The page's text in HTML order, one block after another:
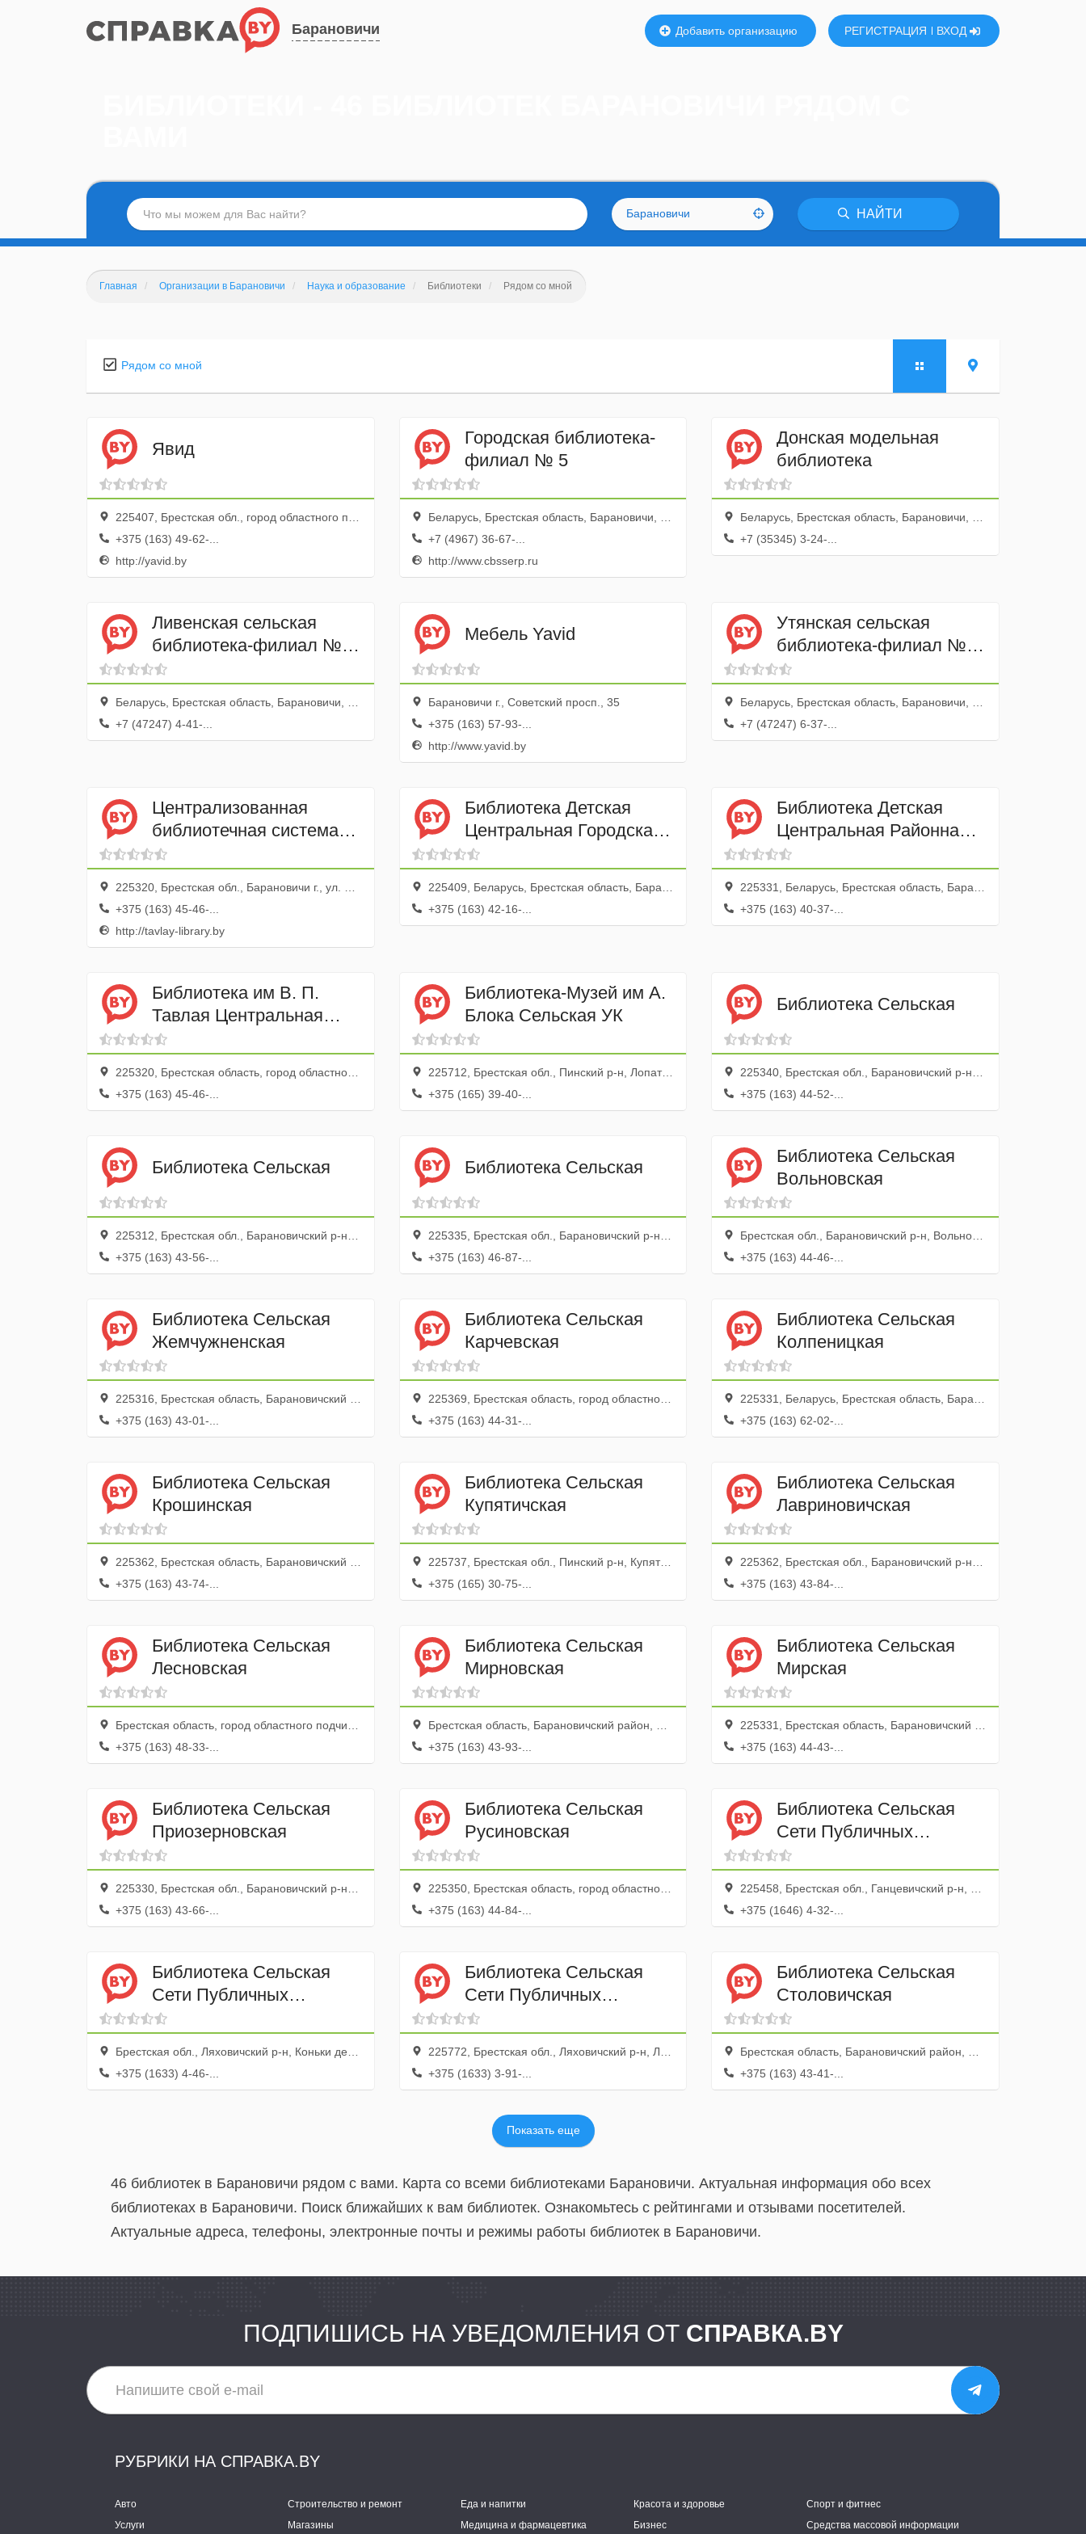
Барановичи Добавить организацию РЕГИСТРАЦИЯ ВХОД
Барановичи НАЙТИ
Главная Организации в Барановичи Наука и образование Библиотеки Рядом со мной
Рядом со мной
Явид
225407, Брестская обл., город областного подчинения Барановичи, Барановичи, ул. Вильчковского, 182в
+375 (163) 49-62-...
http://yavid.by
Городская библиотека-
филиал № 5
Беларусь, Брестская область, Барановичи, Текстильная улица, 2
+7 (4967) 36-67-...
http://www.cbsserp.ru
Донская модельная
библиотека
Беларусь, Брестская область, Барановичи, Славная улица, 20
+7 (35345) 3-24-...
Ливенская сельская
библиотека-филиал №
22
Беларусь, Брестская область, Барановичи, Славная улица, 40
+7 (47247) 4-41-...
Мебель Yavid
Барановичи г., Советский просп., 35
+375 (163) 57-93-...
http://www.yavid.by
Утянская сельская
библиотека-филиал №
34
Беларусь, Брестская область, Барановичи, Славная улица, 13
+7 (47247) 6-37-...
Централизованная
библиотечная система
им. В.П. Тавлая
225320, Брестская обл., Барановичи г., ул. Ленина, 53
+375 (163) 45-46-...
http://tavlay-library.by
Библиотека Детская
Центральная Городская
ГУ
225409, Беларусь, Брестская область, Барановичи, Комсомольская улица, 23А
+375 (163) 42-16-...
Библиотека Детская
Центральная Районная
ГУ
225331, Беларусь, Брестская область, Барановичский район, Новомышский сельсовет, деревня Новая Мышь, Парковая улица, 14
+375 (163) 40-37-...
Библиотека им В. П.
Тавлая Центральная
Городская ГУ
225320, Брестская область, город областного подчинения Барановичи, Барановичи, улица Ленина, 51, 53
+375 (163) 45-46-...
Библиотека-Музей им А.
Блока Сельская УК
225712, Брестская обл., Пинский р-н, Лопатин дер., ул. Советская, 6
+375 (165) 39-40-...
Библиотека Сельская
225340, Брестская обл., Барановичский р-н, Молчадь дер., ул. Кирова, 71
+375 (163) 44-52-...
Библиотека Сельская
225312, Брестская обл., Барановичский р-н, Поленичицы дер.
+375 (163) 43-56-...
Библиотека Сельская
225335, Брестская обл., Барановичский р-н, Антаново дер., ул. Олимпийская, 24а
+375 (163) 46-87-...
Библиотека Сельская
Вольновская
Брестская обл., Барановичский р-н, Вольно дер.
+375 (163) 44-46-...
Библиотека Сельская
Жемчужненская
225316, Брестская область, Барановичский район
+375 (163) 43-01-...
Библиотека Сельская
Карчевская
225369, Брестская область, город областного подчинения Барановичи, Барановичи, улица Мицкевича, 15
+375 (163) 44-31-...
Библиотека Сельская
Колпеницкая
225331, Беларусь, Брестская область, Барановичский район, Столовичский сельсовет, деревня Малая Колпеница, Новая улица, 2
+375 (163) 62-02-...
Библиотека Сельская
Крошинская
225362, Брестская область, Барановичский район, Крошинский сельсовет, агрогородок Крошин
+375 (163) 43-74-...
Библиотека Сельская
Купятичская
225737, Брестская обл., Пинский р-н, Купятичи дер., ул. Колхозная, 5
+375 (165) 30-75-...
Библиотека Сельская
Лавриновичская
225362, Брестская обл., Барановичский р-н, Лавриновичи дер., ул. Несвижская, 2
+375 (163) 43-84-...
Библиотека Сельская
Лесновская
Брестская область, город областного подчинения Барановичи, Барановичи, Юбилейная улица, 2
+375 (163) 48-33-...
Библиотека Сельская
Мирновская
Брестская область, Барановичский район, Малаховецкий сельсовет, агрогородок Мирный
+375 (163) 43-93-...
Библиотека Сельская
Мирская
225331, Брестская область, Барановичский район
+375 (163) 44-43-...
Библиотека Сельская
Приозерновская
225330, Брестская обл., Барановичский р-н, Приозерная дер., ул. Заречная, 15
+375 (163) 43-66-...
Библиотека Сельская
Русиновская
225350, Брестская область, город областного подчинения Барановичи, Барановичи, улица 40 лет Победы, 11
+375 (163) 44-84-...
Библиотека Сельская
Сети Публичных
Библиотек
Ганцевичского района
225458, Брестская обл., Ганцевичский р-н, Любашево дер., ул. Куйбышева, 27
+375 (1646) 4-32-...
Библиотека Сельская
Сети Публичных
Библиотек Ляховичского
района
Брестская обл., Ляховичский р-н, Коньки дер., ул. Школьная, 5
+375 (1633) 4-46-...
Библиотека Сельская
Сети Публичных
Библиотек Ляховичского
района
225772, Брестская обл., Ляховичский р-н, Литва дер., ул. Ленина, 7
+375 (1633) 3-91-...
Библиотека Сельская
Столовичская
Брестская область, Барановичский район, Столовичский сельсовет, агрогородок Столовичи
+375 (163) 43-41-...
Показать еще
46 библиотек в Барановичи рядом с вами. Карта со всеми библиотеками Барановичи. Актуальная информация обо всех
библиотеках в Барановичи. Поиск ближайших к вам библиотек. Ознакомьтесь с рейтингами и отзывами посетителей.
Актуальные адреса, телефоны, электронные почты и режимы работы библиотек в Барановичи.
ПОДПИШИСЬ НА УВЕДОМЛЕНИЯ ОТ СПРАВКА.BY
РУБРИКИ НА СПРАВКА.BY
Авто Строительство и ремонт Еда и напитки Красота и здоровье
Спорт и фитнес
Услуги
Магазины Медицина и фармацевтика Бизнес Средства массовой информации